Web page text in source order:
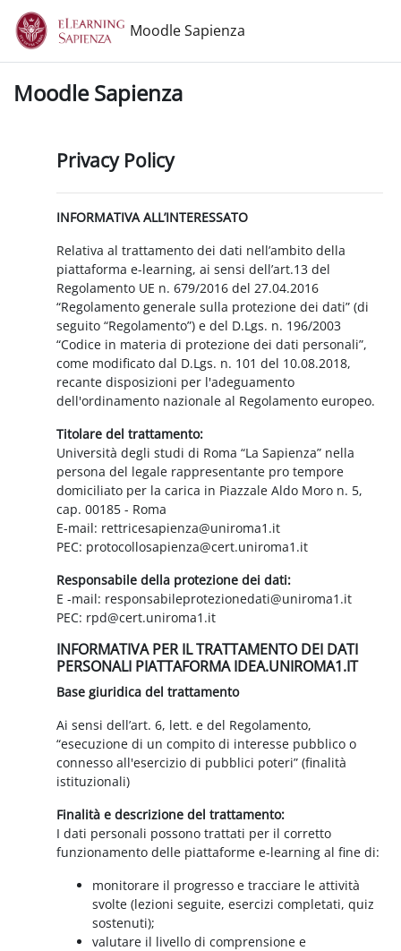
Vai al contenuto principale
Moodle Sapienza
Moodle Sapienza
Privacy Policy
INFORMATIVA ALL’INTERESSATO
Relativa al trattamento dei dati nell’ambito della
piattaforma e-learning, ai sensi dell’art.13 del
Regolamento UE n. 679/2016 del 27.04.2016
“Regolamento generale sulla protezione dei dati” (di
seguito “Regolamento”) e del D.Lgs. n. 196/2003
“Codice in materia di protezione dei dati personali”,
come modificato dal D.Lgs. n. 101 del 10.08.2018,
recante disposizioni per l'adeguamento
dell'ordinamento nazionale al Regolamento europeo.
Titolare del trattamento:
Università degli studi di Roma “La Sapienza” nella
persona del legale rappresentante pro tempore
domiciliato per la carica in Piazzale Aldo Moro n. 5,
cap. 00185 - Roma
E-mail: rettricesapienza@uniroma1.it
PEC: protocollosapienza@cert.uniroma1.it
Responsabile della protezione dei dati:
E -mail: responsabileprotezionedati@uniroma1.it
PEC: rpd@cert.uniroma1.it
INFORMATIVA PER IL TRATTAMENTO DEI DATI
PERSONALI PIATTAFORMA IDEA.UNIROMA1.IT
Base giuridica del trattamento
Ai sensi dell’art. 6, lett. e del Regolamento,
“esecuzione di un compito di interesse pubblico o
connesso all'esercizio di pubblici poteri” (finalità
istituzionali)
Finalità e descrizione del trattamento:
I dati personali possono trattati per il corretto
funzionamento delle piattaforme e-learning al fine di:
monitorare il progresso e tracciare le attività
svolte (lezioni seguite, esercizi completati, quiz
sostenuti);
valutare il livello di comprensione e